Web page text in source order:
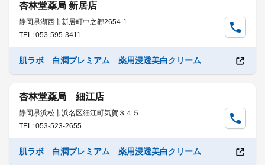
杏林堂薬局 新居店
静岡県湖西市新居町中之郷2654-1
TEL: 053-595-3411
肌ラボ 白潤プレミアム 薬用浸透美白クリーム
杏林堂薬局 細江店
静岡県浜松市浜名区細江町気賀３４５
TEL: 053-523-2655
肌ラボ 白潤プレミアム 薬用浸透美白クリーム